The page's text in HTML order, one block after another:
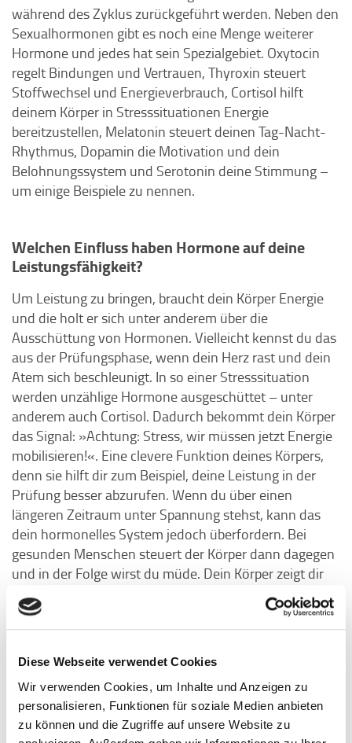
Diese Webseite verwendet Cookies
Wir verwenden Cookies, um Inhalte und Anzeigen zu
personalisieren, Funktionen für soziale Medien anbieten
zu können und die Zugriffe auf unsere Website zu
während des Zyklus zurückgeführt werden. Neben den
Sexualhormonen gibt es noch eine Menge weiterer
Hormone und jedes hat sein Spezialgebiet. Oxytocin
regelt Bindungen und Vertrauen, Thyroxin steuert
Stoffwechsel und Energieverbrauch, Cortisol hilft
deinem Körper in Stresssituationen Energie
bereitzustellen, Melatonin steuert deinen Tag-Nacht-
Rhythmus, Dopamin die Motivation und dein
Belohnungssystem und Serotonin deine Stimmung –
um einige Beispiele zu nennen.
Welchen Einfluss haben Hormone auf deine
Leistungsfähigkeit?
Um Leistung zu bringen, braucht dein Körper Energie
und die holt er sich unter anderem über die
Ausschüttung von Hormonen. Vielleicht kennst du das
aus der Prüfungsphase, wenn dein Herz rast und dein
Atem sich beschleunigt. In so einer Stresssituation
werden unzählige Hormone ausgeschüttet – unter
anderem auch Cortisol. Dadurch bekommt dein Körper
das Signal: »Achtung: Stress, wir müssen jetzt Energie
mobilisieren!«. Eine clevere Funktion deines Körpers,
denn sie hilft dir zum Beispiel, deine Leistung in der
Prüfung besser abzurufen. Wenn du über einen
längeren Zeitraum unter Spannung stehst, kann das
dein hormonelles System jedoch überfordern. Bei
gesunden Menschen steuert der Körper dann dagegen
und in der Folge wirst du müde. Dein Körper zeigt dir
damit, dass du jetzt einen Gang runterschalten und für
Regeneration sorgen solltest.
Und wenn die Hormone durcheinandergeraten?
Auf Social Media begegnen mir immer wieder Inhalte
rund ums Thema Hormonhaushalt. Vielleicht hast du